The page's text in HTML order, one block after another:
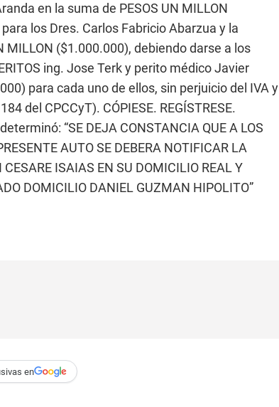
en la suma de PESOS UN MILLON
los Dres. Carlos Fabricio Abarzua y la
MILLON ($1.000.000), debiendo darse a los
ing. Jose Terk y perito médico Javier
para cada uno de ellos, sin perjuicio del IVA y
del CPCCyT). CÓPIESE. REGÍSTRESE.
“SE DEJA CONSTANCIA QUE A LOS
AUTO SE DEBERA NOTIFICAR LA
ISAIAS EN SU DOMICILIO REAL Y
DOMICILIO DANIEL GUZMAN HIPOLITO”
en